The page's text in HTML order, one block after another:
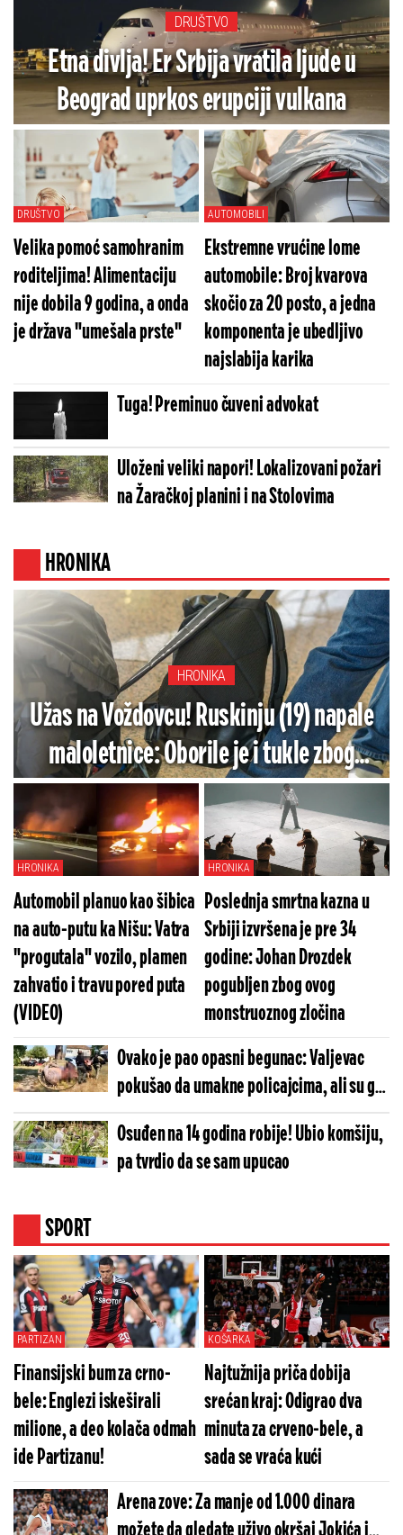
DRUŠTVO
Etna divlja! Er Srbija vratila ljude u
Beograd uprkos erupciji vulkana
DRUŠTVO
Velika pomoć samohranim
roditeljima! Alimentaciju
nije dobila 9 godina, a onda
je država "umešala prste"
AUTOMOBILI
Ekstremne vrućine lome
automobile: Broj kvarova
skočio za 20 posto, a jedna
komponenta je ubedljivo
najslabija karika
Tuga! Preminuo čuveni advokat
Uloženi veliki napori! Lokalizovani požari
na Žaračkoj planini i na Stolovima
HRONIKA
HRONIKA
Užas na Voždovcu! Ruskinju (19) napale
maloletnice: Oborile je i tukle zbog
ranca, a onda usledio preokret
HRONIKA
Automobil planuo kao šibica
na auto-putu ka Nišu: Vatra
"progutala" vozilo, plamen
zahvatio i travu pored puta
(VIDEO)
HRONIKA
Poslednja smrtna kazna u
Srbiji izvršena je pre 34
godine: Johan Drozdek
pogubljen zbog ovog
monstruoznog zločina
Ovako je pao opasni begunac: Valjevac
pokušao da umakne policajcima, ali su ga
sustigli i bacili na zemlju (VIDEO)
Osuđen na 14 godina robije! Ubio komšiju,
pa tvrdio da se sam upucao
SPORT
PARTIZAN
Finansijski bum za crno-
bele: Englezi iskeširali
milione, a deo kolača odmah
ide Partizanu!
KOŠARKA
Najtužnija priča dobija
srećan kraj: Odigrao dva
minuta za crveno-bele, a
sada se vraća kući
Arena zove: Za manje od 1.000 dinara